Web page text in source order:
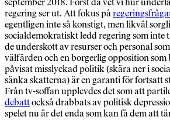
september 2018. Först då vet vi hur
regering ser ut. Att fokus på
egentligen inte så konstigt, men likväl
socialdemokratiskt ledd regering som inte
de underskott av resurser och personal
välfärden och en borgerlig opposition som
påvisat misslyckad politik (skära ner i
sänka skatterna) är en garanti för fortsatt
Från tv-soffan upplevdes det som att
debattockså drabbats av politisk
spelet nu är det enda som kan få dem att